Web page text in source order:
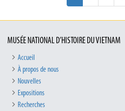
MUSÉE NATIONAL D’HISTOIRE DU VIETNAM
Accueil
À propos de nous
Nouvelles
Expositions
Recherches